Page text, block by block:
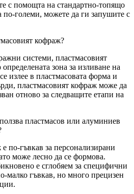
с помощта на стандартно-топящо
по-големи, можете да ги запушите с
кофраж?
системи, пластмасовият
зона за изливане на
излее в пластмасовата форма и
пластмасовият кофраж може да
отново за следващите етапи на
пластмасов или алуминиев
по-гъвкав за персонализирани
може лесно да се формова.
е сглобяем за специфични
малко гъвкав, но много прецизен